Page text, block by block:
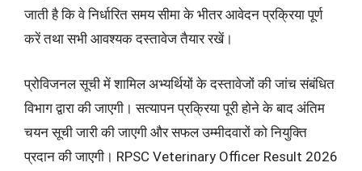
जाती है कि वे निर्धारित समय सीमा के भीतर आवेदन प्रक्रिया पूर्ण
करें तथा सभी आवश्यक दस्तावेज तैयार रखें।
प्रोविजनल सूची में शामिल अभ्यर्थियों के दस्तावेजों की जांच संबंधित
विभाग द्वारा की जाएगी। सत्यापन प्रक्रिया पूरी होने के बाद अंतिम
चयन सूची जारी की जाएगी और सफल उम्मीदवारों को नियुक्ति
प्रदान की जाएगी। RPSC Veterinary Officer Result 2026